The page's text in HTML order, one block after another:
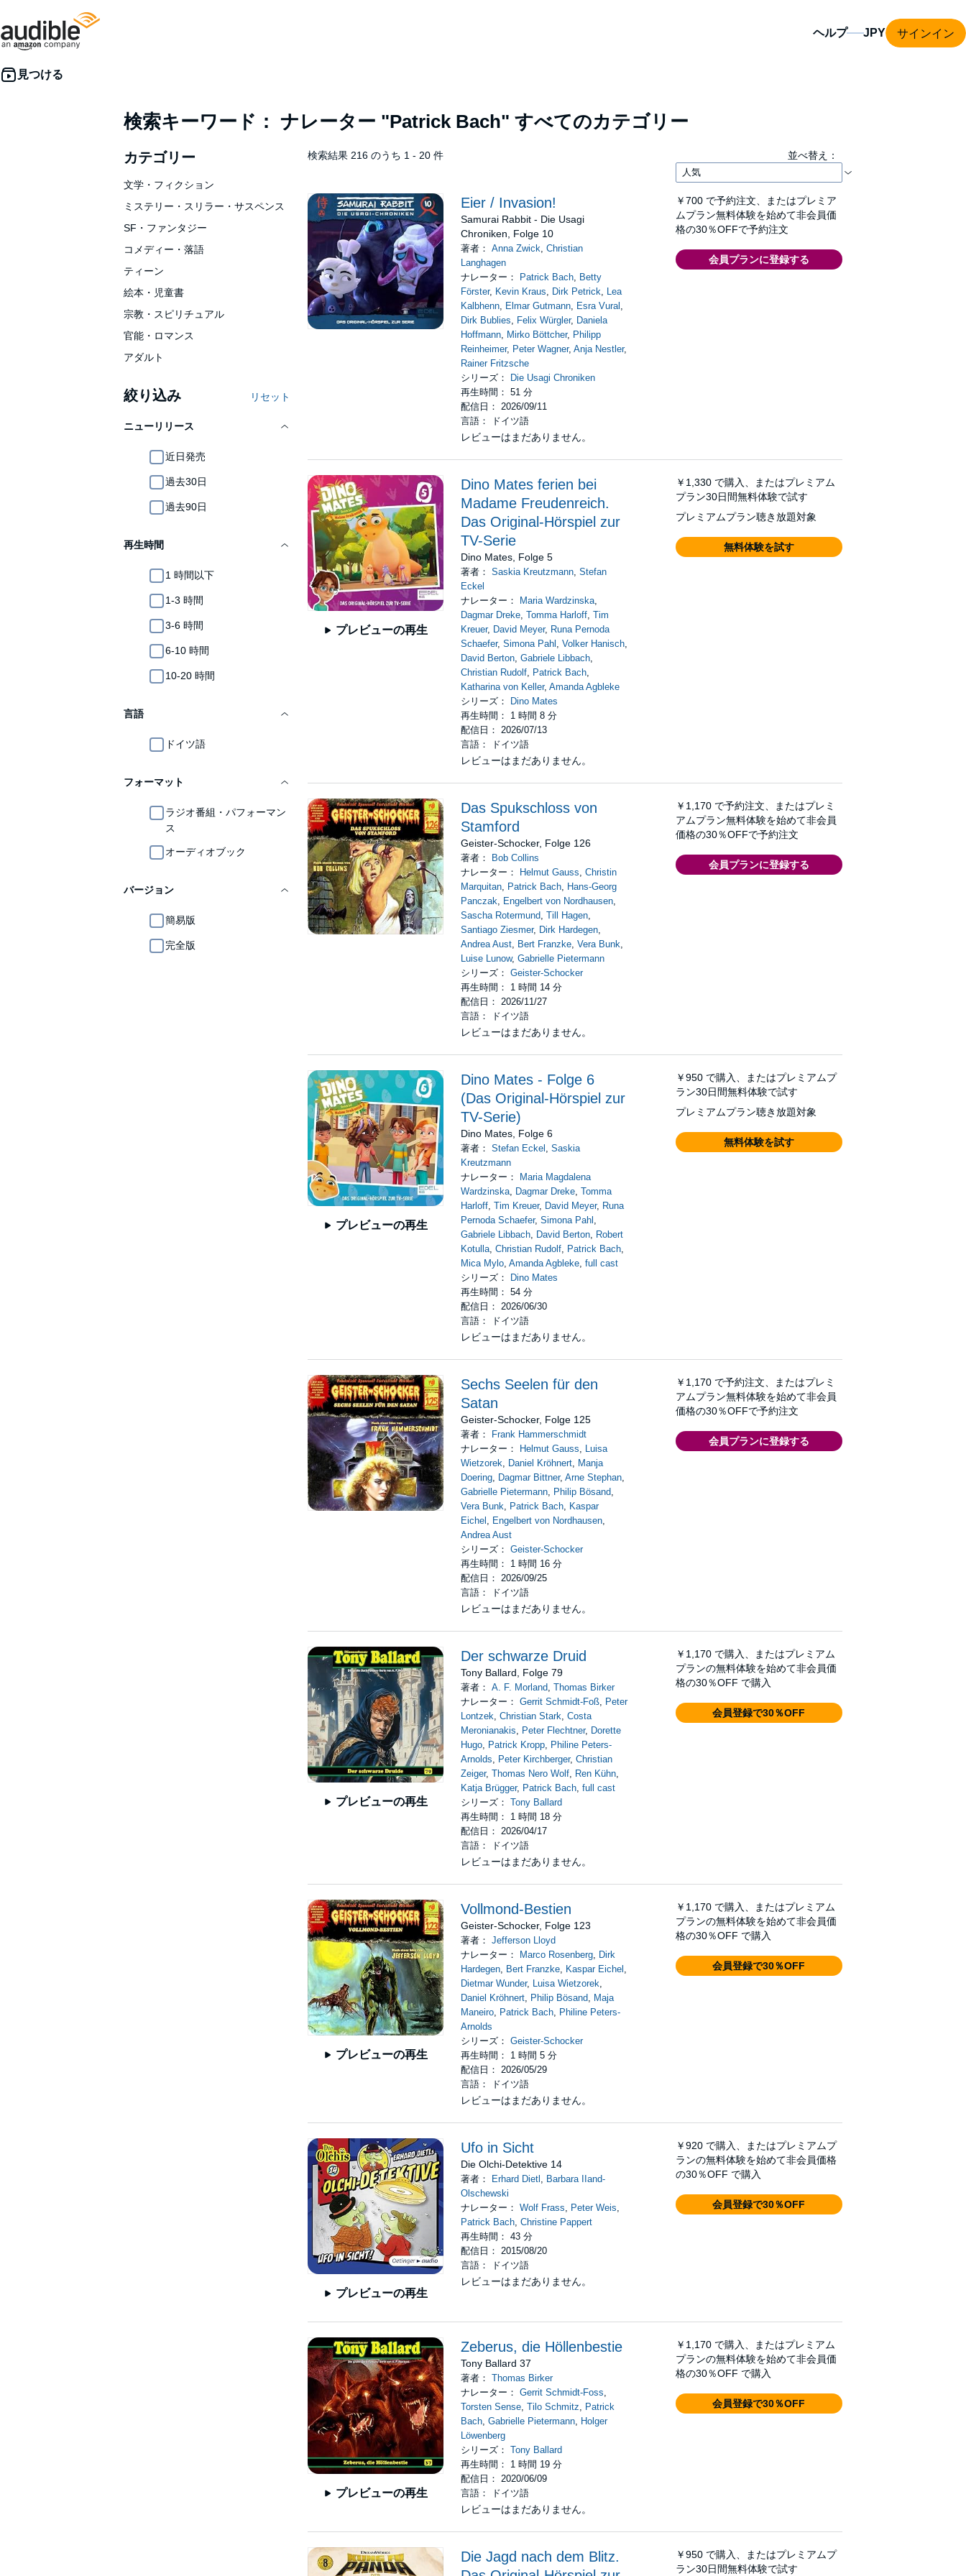
ヘルプ サインイン
検索キーワード： ナレーター "Patrick Bach" すべてのカテゴリー
カテゴリー
文学・フィクション
ミステリー・スリラー・サスペンス
SF・ファンタジー
コメディー・落語
ティーン
絵本・児童書
宗教・スピリチュアル
官能・ロマンス
アダルト
絞り込み リセット
ニューリリース
近日発売
過去30日
過去90日
再生時間
1 時間以下
1-3 時間
3-6 時間
6-10 時間
10-20 時間
言語
ドイツ語
フォーマット
ラジオ番組・パフォーマン
ス
オーディオブック
バージョン
簡易版
完全版
検索結果 216 のうち 1 - 20 件 並べ替え：
Eier / Invasion!
Samurai Rabbit - Die Usagi
Chroniken, Folge 10
著者：Anna Zwick,Christian
Langhagen
ナレーター：
Patrick Bach, Betty
Förster, Kevin Kraus, Dirk Petrick, Lea
Kalbhenn, Elmar Gutmann, Esra Vural ,
Dirk Bublies, Felix Würgler, Daniela
Hoffmann, Mirko Böttcher, Philipp
Reinheimer, Peter Wagner,Anja Nestler,
Rainer Fritzsche
シリーズ：
Die Usagi Chroniken
再生時間： 51 分
配信日： 2026/09/11
言語： ドイツ語
レビューはまだありません。
￥700 で予約注文、またはプレミア
ムプラン無料体験を始めて非会員価
格の30％OFFで予約注文
会員プランに登録する
プレビューの再生
Dino Mates ferien bei
Madame Freudenreich.
Das Original-Hörspiel zur
TV-Serie
Dino Mates, Folge 5
著者：Saskia Kreutzmann,Stefan
Eckel
ナレーター：
Maria Wardzinska,
Dagmar Dreke,Tomma Harloff,Tim
Kreuer, David Meyer, Runa Pernoda
Schaefer,Simona Pahl ,Volker Hanisch,
David Berton,Gabriele Libbach,
Christian Rudolf, Patrick Bach,
Katharina von Keller,Amanda Agbleke
シリーズ：
Dino Mates
再生時間： 1 時間 8 分
配信日： 2026/07/13
言語： ドイツ語
レビューはまだありません。
￥1,330 で購入、またはプレミアム
プラン30日間無料体験で試す
プレミアムプラン聴き放題対象
無料体験を試す
Das Spukschloss von
Stamford
Geister-Schocker, Folge 126
著者：
Bob Collins
ナレーター：
Helmut Gauss,Christin
Marquitan, Patrick Bach, Hans-Georg
Panczak, Engelbert von Nordhausen,
Sascha Rotermund,Till Hagen,
Santiago Ziesmer, Dirk Hardegen,
Andrea Aust, Bert Franzke,Vera Bunk,
Luise Lunow,Gabrielle Pietermann
シリーズ：Geister-Schocker
再生時間： 1 時間 14 分
配信日： 2026/11/27
言語： ドイツ語
レビューはまだありません。
￥1,170 で予約注文、またはプレミ
アムプラン無料体験を始めて非会員
価格の30％OFFで予約注文
会員プランに登録する
プレビューの再生
Dino Mates - Folge 6
(Das Original-Hörspiel zur
TV-Serie)
Dino Mates, Folge 6
著者：Stefan Eckel ,Saskia
Kreutzmann
ナレーター：
Maria Magdalena
Wardzinska, Dagmar Dreke,Tomma
Harloff,Tim Kreuer, David Meyer, Runa
Pernoda Schaefer,Simona Pahl ,
Gabriele Libbach, David Berton, Robert
Kotulla,Christian Rudolf, Patrick Bach,
Mica Mylo,Amanda Agbleke,full cast
シリーズ：
Dino Mates
再生時間： 54 分
配信日： 2026/06/30
言語： ドイツ語
レビューはまだありません。
￥950 で購入、またはプレミアムプ
ラン30日間無料体験で試す
プレミアムプラン聴き放題対象
無料体験を試す
Sechs Seelen für den
Satan
Geister-Schocker, Folge 125
著者：
Frank Hammerschmidt
ナレーター：
Helmut Gauss, Luisa
Wietzorek, Daniel Kröhnert, Manja
Doering, Dagmar Bittner,Arne Stephan,
Gabrielle Pietermann, Philip Bösand,
Vera Bunk, Patrick Bach, Kaspar
Eichel , Engelbert von Nordhausen,
Andrea Aust
シリーズ：Geister-Schocker
再生時間： 1 時間 16 分
配信日： 2026/09/25
言語： ドイツ語
レビューはまだありません。
￥1,170 で予約注文、またはプレミ
アムプラン無料体験を始めて非会員
価格の30％OFFで予約注文
会員プランに登録する
プレビューの再生
Der schwarze Druid
Tony Ballard, Folge 79
著者：A. F. Morland,Thomas Birker
ナレーター：Gerrit Schmidt-Foß, Peter
Lontzek,Christian Stark,Costa
Meronianakis, Peter Flechtner, Dorette
Hugo, Patrick Kropp, Philine Peters-
Arnolds, Peter Kirchberger,Christian
Zeiger,Thomas Nero Wolf, Ren Kühn,
Katja Brügger, Patrick Bach,full cast
シリーズ：Tony Ballard
再生時間： 1 時間 18 分
配信日： 2026/04/17
言語： ドイツ語
レビューはまだありません。
￥1,170 で購入、またはプレミアム
プランの無料体験を始めて非会員価
格の30％OFF で購入
会員登録で30％OFF
プレビューの再生
Vollmond-Bestien
Geister-Schocker, Folge 123
著者：Jefferson Lloyd
ナレーター：
Marco Rosenberg, Dirk
Hardegen, Bert Franzke, Kaspar Eichel ,
Dietmar Wunder, Luisa Wietzorek,
Daniel Kröhnert, Philip Bösand, Maja
Maneiro, Patrick Bach, Philine Peters-
Arnolds
シリーズ：Geister-Schocker
再生時間： 1 時間 5 分
配信日： 2026/05/29
言語： ドイツ語
レビューはまだありません。
￥1,170 で購入、またはプレミアム
プランの無料体験を始めて非会員価
格の30％OFF で購入
会員登録で30％OFF
プレビューの再生
Ufo in Sicht
Die Olchi-Detektive 14
著者： Erhard Dietl , Barbara IIand-
Olschewski
ナレーター：Wolf Frass, Peter Weis,
Patrick Bach,Christine Pappert
再生時間： 43 分
配信日： 2015/08/20
言語： ドイツ語
レビューはまだありません。
￥920 で購入、またはプレミアムプ
ランの無料体験を始めて非会員価格
の30％OFF で購入
会員登録で30％OFF
プレビューの再生
Zeberus, die Höllenbestie
Tony Ballard 37
著者：Thomas Birker
ナレーター：Gerrit Schmidt-Foss,
Torsten Sense,Tilo Schmitz, Patrick
Bach,Gabrielle Pietermann, Holger
Löwenberg
シリーズ：Tony Ballard
再生時間： 1 時間 19 分
配信日： 2020/06/09
言語： ドイツ語
レビューはまだありません。
￥1,170 で購入、またはプレミアム
プランの無料体験を始めて非会員価
格の30％OFF で購入
会員登録で30％OFF
Die Jagd nach dem Blitz.
￥950 で購入、またはプレミアムプ
ラン30日間無料体験で試す